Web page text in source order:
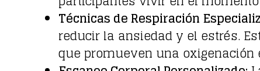
Técnicas de Respiración
reducir la ansiedad y el estrés.
que promueven una